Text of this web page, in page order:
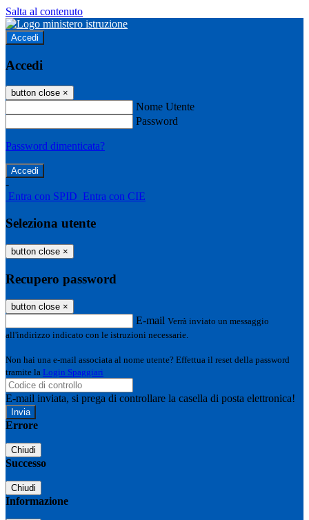
Salta al contenuto
Accedi
Accedi
button close ×
Nome Utente
Password
Password dimenticata?
-
Entra con SPID Entra con CIE
Seleziona utente
button close ×
Recupero password
button close ×
E-mail Verrà inviato un messaggio
all'indirizzo indicato con le istruzioni necessarie.
Non hai una e-mail associata al nome utente? Effettua il reset della password
tramite la Login Spaggiari
E-mail inviata, si prega di controllare la casella di posta elettronica!
Errore
Chiudi
Successo
Chiudi
Informazione